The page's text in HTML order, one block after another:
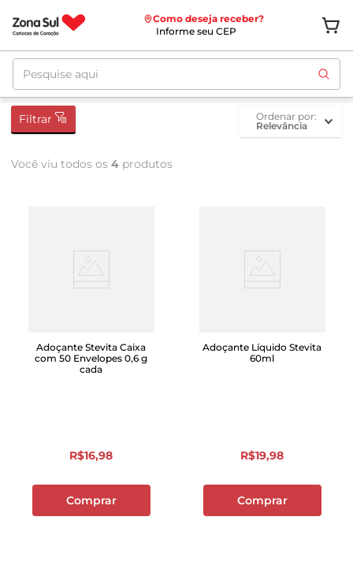
Como deseja receber?
Informe seu CEP
Pesquise aqui
Filtrar
ordenar por
Relevância
Você viu todos os 4 produtos
Adoçante Stevita Caixa
com 50 Envelopes 0,6 g
cada
R$16,98
Comprar
Adoçante Líquido Stevita
60ml
R$19,98
Comprar